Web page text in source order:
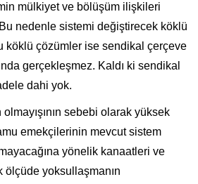
mülkiyet ve bölüşüm ilişkileri
nedenle sistemi değiştirecek köklü
köklü çözümler ise sendikal çerçeve
gerçekleşmez. Kaldı ki sendikal
dahi yok.
sebebi olarak yüksek
emekçilerinin mevcut sistem
yönelik kanaatleri ve
ölçüde yoksullaşmanın